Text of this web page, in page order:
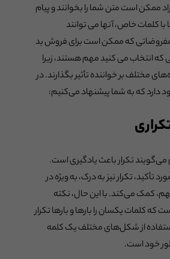
ممکن است متن شما را بخوانند و پیام
با کلمات خاص، آنها می توانند
که ممکن است برای فروش بد
که انتخاب می کنید مهم هستند، زیرا
مختلف بر خواننده تأثیر بگذارند. در
دارد که به شما پیشنهاد می‌کنیم:
تکرار باعث یادگیری است.
تأکید، تکرار نیز به درک، به ویژه در
کمک می‌کند. با این حال، نکته
که کلمات یکسان را بارها و بارها تکرار
از شکل‌های مختلف یک کلمه
خود است.